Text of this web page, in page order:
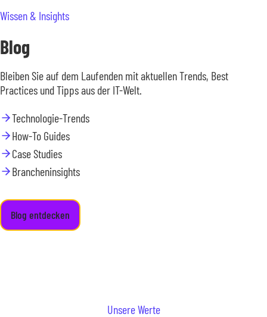
Wissen & Insights
Blog
Bleiben Sie auf dem Laufenden mit aktuellen Trends, Best
Practices und Tipps aus der IT-Welt.
Technologie-Trends
How-To Guides
Case Studies
Brancheninsights
Blog entdecken
Unsere Werte